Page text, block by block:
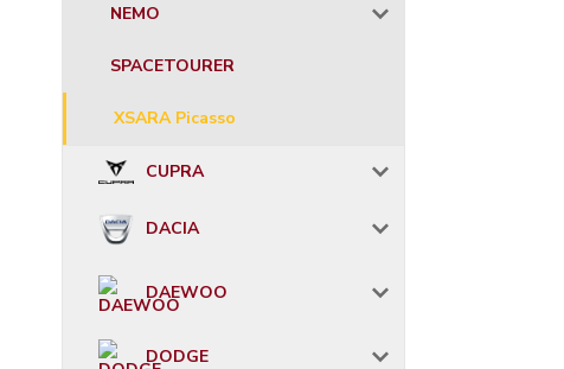
NEMO
SPACETOURER
XSARA Picasso
CUPRA
DACIA
DAEWOO
DODGE